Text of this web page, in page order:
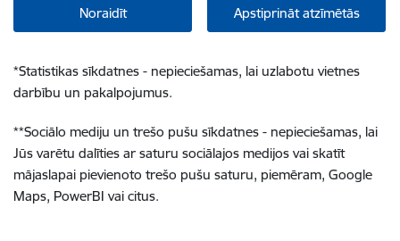
Noraidīt Apstiprināt atzīmētās
*Statistikas sīkdatnes - nepieciešamas, lai uzlabotu vietnes
darbību un pakalpojumus.
**Sociālo mediju un trešo pušu sīkdatnes - nepieciešamas, lai
Jūs varētu dalīties ar saturu sociālajos medijos vai skatīt
mājaslapai pievienoto trešo pušu saturu, piemēram, Google
Maps, PowerBI vai citus.